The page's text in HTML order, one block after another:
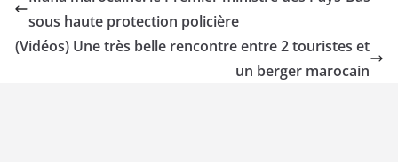
sous haute protection policière
(Vidéos) Une très belle rencontre entre 2 touristes et
un berger marocain